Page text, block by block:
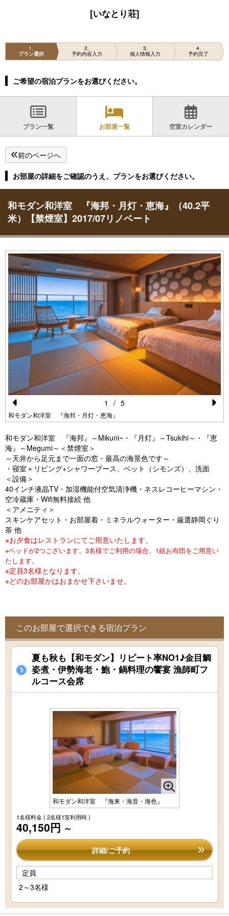
[いなとり荘]
1
プラン選択
2
予約内容入力
3
個人情報入力
4
予約完了
ご希望の宿泊プランをお選びください。
プラン一覧 お部屋一覧 空室カレンダー
前のページへ
お部屋の詳細をご確認のうえ、プランをお選びください。
和モダン和洋室 『海邦・月灯・恵海』（40.2平
米）【禁煙室】2017/07リノベート
Pr
vi
o
u
s
和モダン和洋室 『海邦・月灯・恵海』
e
xt
1 / 5
和モダン和洋室 『海邦』～Mikuni~・『月灯』～Tsukihi～・『恵
海』～Megumi～＜禁煙室＞
～天井から足元まで一面の窓・最高の海景色です～
・寝室＋リビング+シャワーブース、ベット（シモンズ）、洗面
＜設備＞
40インチ液晶TV・加湿機能付空気清浄機・ネスレコーヒーマシン・
空冷蔵庫・Wifi無料接続 他
＜アメニティ＞
スキンケアセット・お部屋着・ミネラルウォーター・厳選静岡ぐり
茶 他
※お夕食はレストランにてご用意いたします。
※ベッドが2つございます。3名様でご利用の場合、1組お布団をご用意い
たします。
※定員3名様となります。
※どのお部屋かはおまかせ下さいませ。
このお部屋で選択できる宿泊プラン
夏も秋も【和モダン】リピート率NO1♪金目鯛
姿煮・伊勢海老・鮑・鍋料理の饗宴 漁師町フ
ルコース会席
和モダン和洋室 『海来・海音・海色』
1名様料金( 2名様1室利用時 )
40,150円 ～
詳細/ご予約
定員
2～3名様